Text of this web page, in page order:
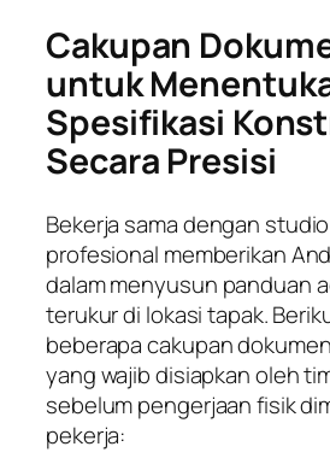
Cakupan
untuk
Spesifikasi
Secara Presisi
Bekerja sama dengan
profesional memberikan
dalam menyusun panduan
terukur di lokasi tapak.
beberapa cakupan
yang wajib disiapkan oleh
sebelum pengerjaan fisik
pekerja: